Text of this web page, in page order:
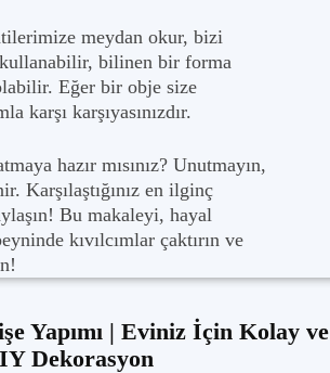
meydan okur, bizi
kullanabilir, bilinen bir forma
Eğer bir obje size
karşı karşıyasınızdır.
hazır mısınız? Unutmayın,
Karşılaştığınız en ilginç
Bu makaleyi, hayal
kıvılcımlar çaktırın ve
Yapımı | Eviniz İçin Kolay ve
Dekorasyon